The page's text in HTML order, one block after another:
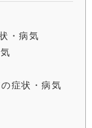
・病気
症状・病気